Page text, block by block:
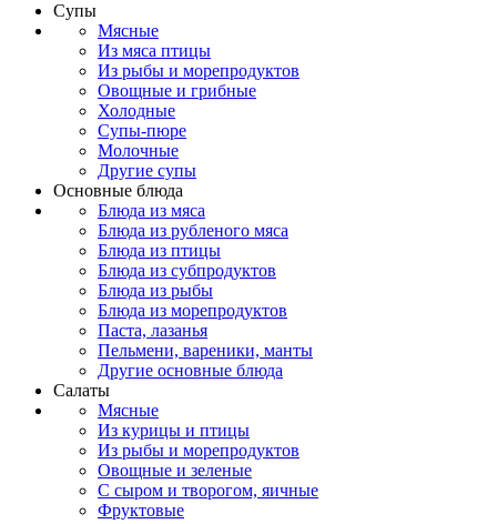
Супы
Мясные
Из мяса птицы
Из рыбы и морепродуктов
Овощные и грибные
Холодные
Супы-пюре
Молочные
Другие супы
Основные блюда
Блюда из мяса
Блюда из рубленого мяса
Блюда из птицы
Блюда из субпродуктов
Блюда из рыбы
Блюда из морепродуктов
Паста, лазанья
Пельмени, вареники, манты
Другие основные блюда
Салаты
Мясные
Из курицы и птицы
Из рыбы и морепродуктов
Овощные и зеленые
С сыром и творогом, яичные
Фруктовые